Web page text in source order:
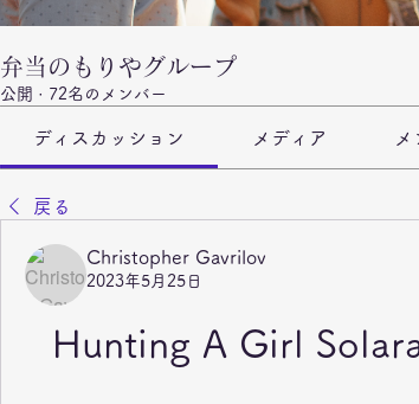
弁当のもりやグループ
公開 · 72名のメンバー
ディスカッション メディア
戻る
Christopher Gavrilov
2023年5月25日
Hunting A Girl